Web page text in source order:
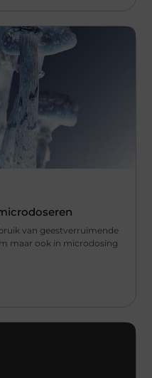
van geestverruimende
maar ook in microdosing